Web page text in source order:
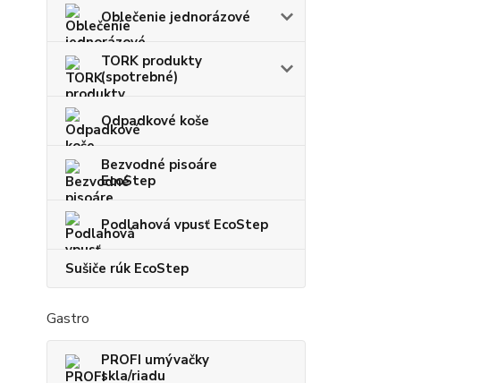
Oblečenie jednorázové
TORK produkty
(spotrebné)
Odpadkové koše
Bezvodné pisoáre
EcoStep
Podlahová vpusť EcoStep
Sušiče rúk EcoStep
Gastro
PROFI umývačky
skla/riadu